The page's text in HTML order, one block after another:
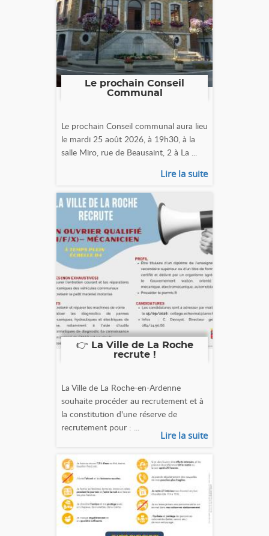
Le prochain Conseil
Communal
Le prochain Conseil communal aura lieu
le mardi 25 août 2026, à 19h30, à la
salle Miro, rue de Beausaint, 2 à La ...
Lire la suite
👉 La Ville de La Roche
recrute !
La Ville de La Roche-en-Ardenne
souhaite procéder au recrutement et à
la constitution d'une réserve de
recrutement pour : ...
Lire la suite